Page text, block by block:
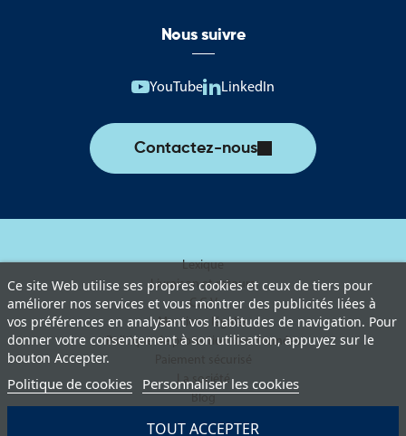
Ce site Web utilise ses propres cookies et ceux de tiers pour
améliorer nos services et vous montrer des publicités liées à
vos préférences en analysant vos habitudes de navigation. Pour
donner votre consentement à son utilisation, appuyez sur le
bouton Accepter.
Politique de cookies Personnaliser les cookies
TOUT ACCEPTER
Nous suivre
YouTube LinkedIn
Contactez-nous
Lexique
Livraison et retours
C.G.V
Mentions légales
Politique de protection des données
La société
Blog